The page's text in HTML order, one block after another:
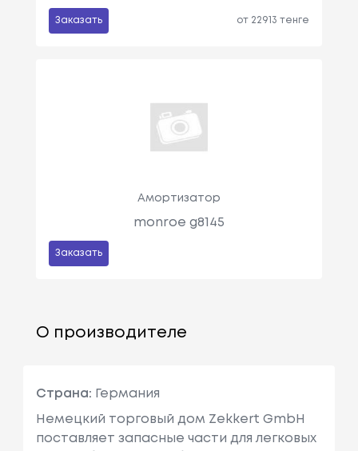
Заказать от 22913 тенге
Амортизатор
monroe g8145
Заказать
О производителе
Страна: Германия
Немецкий торговый дом Zekkert GmbH
поставляет запасные части для легковых